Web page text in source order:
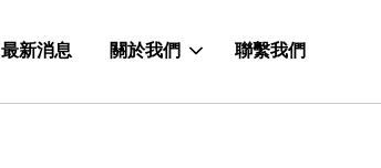
最新消息 關於我們 聯繫我們